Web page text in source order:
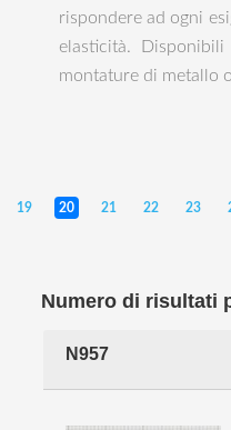
rispondere ad ogni
elasticità.
montature di metallo
19 20 21 22 23
Numero di risultati
N957